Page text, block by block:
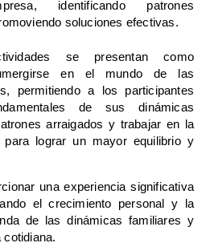
identificando patrones
soluciones efectivas.
se presentan como
en el mundo de las
permitiendo a los participantes
de sus dinámicas
arraigados y trabajar en la
para lograr un mayor equilibrio y
una experiencia significativa
el crecimiento personal y la
de las dinámicas familiares y
cotidiana.